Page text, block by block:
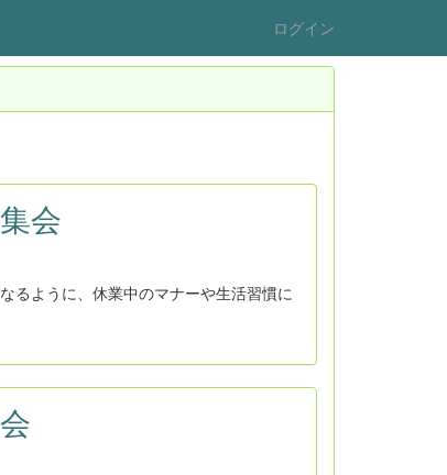
ログイン
会
るように、休業中のマナーや生活習慣に